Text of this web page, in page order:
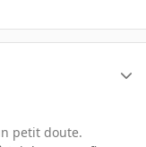
petit doute.